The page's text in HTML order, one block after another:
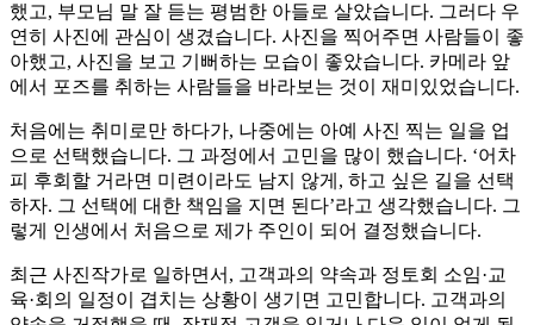
했고, 부모님 말 잘 듣는 평범한 아들로 살았습니다. 그러다 우
연히 사진에 관심이 생겼습니다. 사진을 찍어주면 사람들이 좋
아했고, 사진을 보고 기뻐하는 모습이 좋았습니다. 카메라 앞
에서 포즈를 취하는 사람들을 바라보는 것이 재미있었습니다.
처음에는 취미로만 하다가, 나중에는 아예 사진 찍는 일을 업
으로 선택했습니다. 그 과정에서 고민을 많이 했습니다. ‘어차
피 후회할 거라면 미련이라도 남지 않게, 하고 싶은 길을 선택
하자. 그 선택에 대한 책임을 지면 된다’라고 생각했습니다. 그
렇게 인생에서 처음으로 제가 주인이 되어 결정했습니다.
최근 사진작가로 일하면서, 고객과의 약속과 정토회 소임·교
육·회의 일정이 겹치는 상황이 생기면 고민합니다. 고객과의